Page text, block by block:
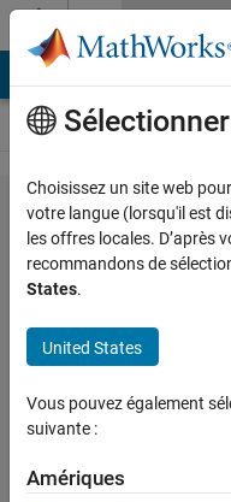
Passer au contenu
Problem
2775. Rule of
mixtures
(composites)
- lower
bound
189
Choisissez un site web
votre langue (lorsqu'il est
les offres locales. D’après
recommandons de
States.
United States
Vous pouvez également
suivante :
Amériques